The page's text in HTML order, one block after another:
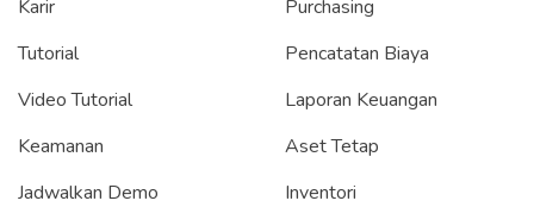
Karir
Tutorial
Video Tutorial
Keamanan
Jadwalkan Demo
Purchasing
Pencatatan Biaya
Laporan Keuangan
Aset Tetap
Inventori